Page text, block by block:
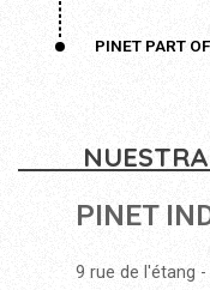
PINET PART
PINET
9 rue de l'étang